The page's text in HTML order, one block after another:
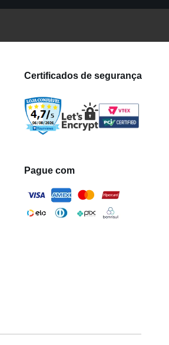
Certificados de segurança
Pague com